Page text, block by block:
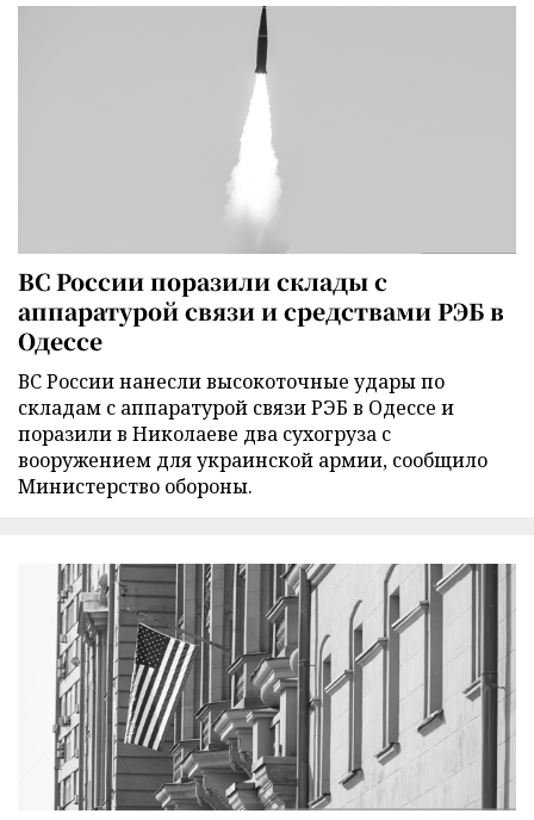
ВС России поразили склады с
аппаратурой связи и средствами РЭБ в
Одессе
ВС России нанесли высокоточные удары по
складам с аппаратурой связи РЭБ в Одессе и
поразили в Николаеве два сухогруза с
вооружением для украинской армии, сообщило
Министерство обороны.